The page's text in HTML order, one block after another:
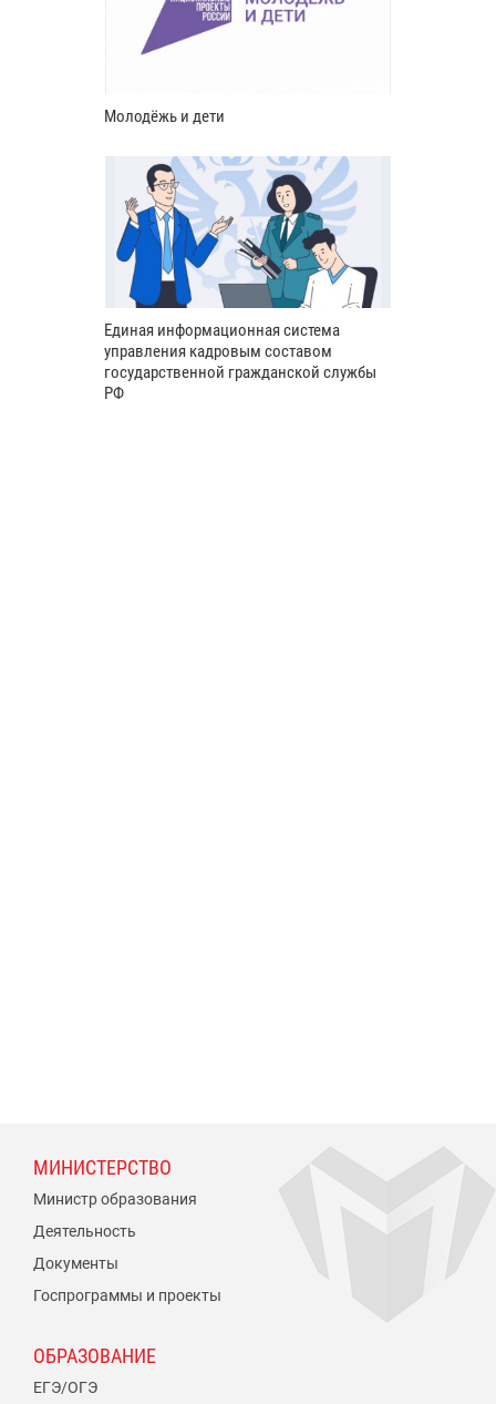
Молодёжь и дети
Единая информационная система
управления кадровым составом
государственной гражданской службы
РФ
МИНИСТЕРСТВО
Министр образования
Деятельность
Документы
Госпрограммы и проекты
ОБРАЗОВАНИЕ
ЕГЭ/ОГЭ